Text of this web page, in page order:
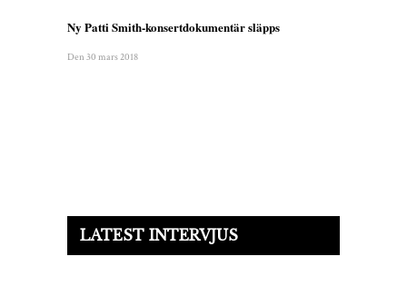
Ny Patti Smith-konsertdokumentär släpps
Den 30 mars 2018
LATEST INTERVJUS